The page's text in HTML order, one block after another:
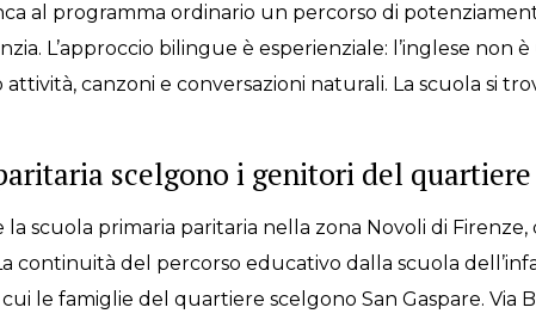
al programma ordinario un percorso di
L’approccio bilingue è esperienziale: l’inglese
canzoni e conversazioni naturali. La scuola si
scelgono i genitori del
la scuola primaria paritaria nella zona Novoli di
continuità del percorso educativo dalla scuola
le famiglie del quartiere scelgono San Gaspare. Via